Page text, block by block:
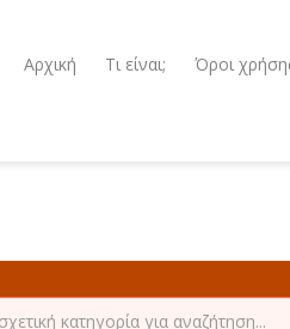
Αρχική Τι είναι; Όροι